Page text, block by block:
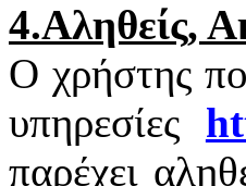
4.Αληθείς,
Ο χρήστης
υπηρεσίες
παρέχει